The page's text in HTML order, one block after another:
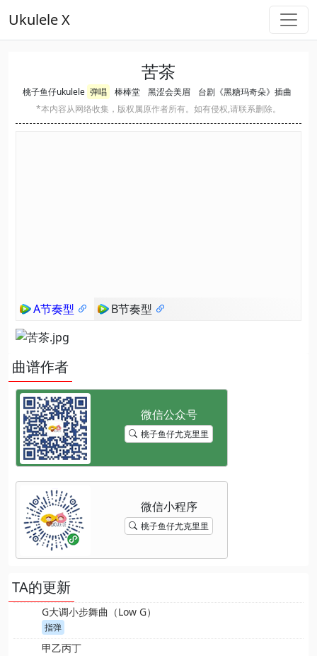
Ukulele X
苦茶
桃子鱼仔ukulele 弹唱 棒棒堂 黑涩会美眉
台剧《黑糖玛奇朵》插曲
*本内容从网络收集，版权属原作者所有。如有侵权,请联系删除。
A节奏型 B节奏型
曲谱作者
桃子鱼仔尤克里里
桃子鱼仔尤克里里
TA的更新
G大调小步舞曲（Low G）
指弹
甲乙丙丁